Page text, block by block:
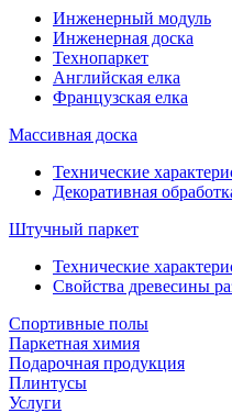
Инженерный модуль
Инженерная доска
Технопаркет
Английская елка
Французская елка
Массивная доска
Технические
Декоративная
Штучный паркет
Технические
Свойства древесины
Спортивные полы
Паркетная химия
Подарочная продукция
Плинтусы
Услуги